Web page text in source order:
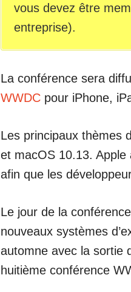
vous devez être
entreprise).
La conférence sera
WWDC pour iPhone,
Les principaux thèmes
et macOS 10.13.
afin que les
Le jour de la
nouveaux systèmes
automne avec la sortie
huitième conférence